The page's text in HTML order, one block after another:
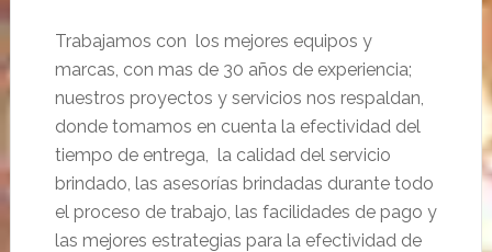
Trabajamos con los mejores equipos y
marcas, con mas de 30 años de experiencia;
nuestros proyectos y servicios nos respaldan,
donde tomamos en cuenta la efectividad del
tiempo de entrega, la calidad del servicio
brindado, las asesorías brindadas durante todo
el proceso de trabajo, las facilidades de pago y
las mejores estrategias para la efectividad de